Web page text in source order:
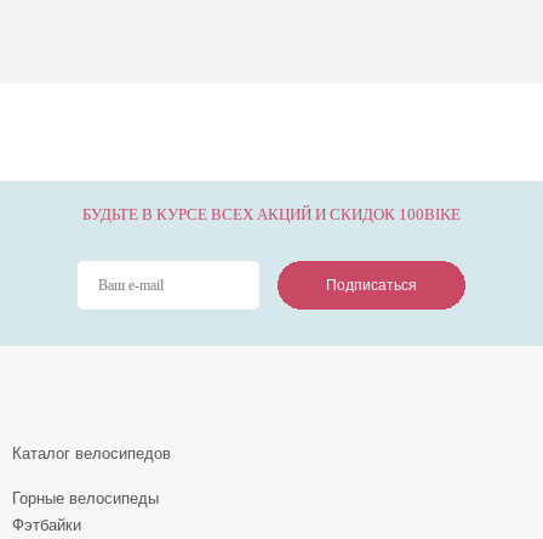
БУДЬТЕ В КУРСЕ ВСЕХ АКЦИЙ И СКИДОК 100BIKE
Подписаться
Подписаться
Подписаться
Каталог велосипедов
Горные велосипеды
Фэтбайки